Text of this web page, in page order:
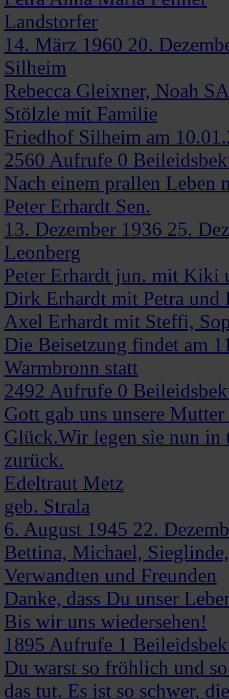
Landstorfer
14. März 1960 20.
Silheim
Rebecca Gleixner, Noah
Stölzle mit Familie
Friedhof Silheim am
2560 Aufrufe 0
Nach einem prallen Leben
Peter Erhardt Sen.
13. Dezember 1936 25.
Leonberg
Peter Erhardt jun. mit Kiki
Dirk Erhardt mit Petra und
Axel Erhardt mit Steffi,
Die Beisetzung findet am
Warmbronn statt
2492 Aufrufe 0
Gott gab uns unsere
Glück.Wir legen sie nun
zurück.
Edeltraut Metz
geb. Strala
6. August 1945 22.
Bettina, Michael,
Verwandten und Freunden
Danke, dass Du unser
Bis wir uns wiedersehen!
1895 Aufrufe 1
Du warst so fröhlich und
das tut. Es ist so schwer,